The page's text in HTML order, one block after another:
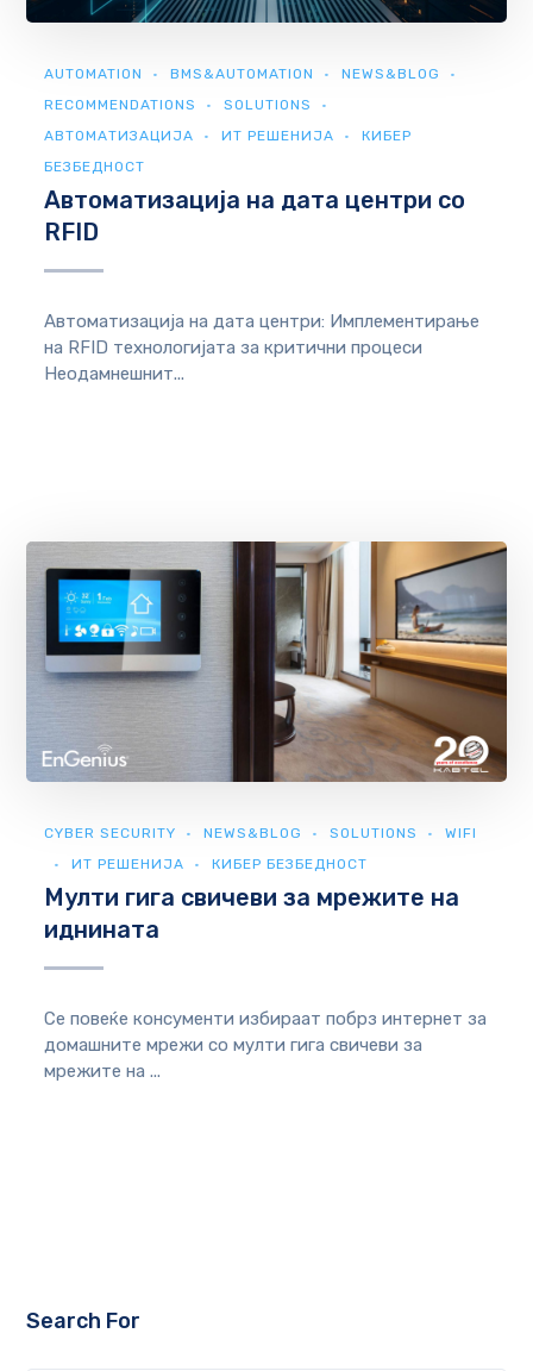
AUTOMATION BMS&AUTOMATION
NEWS&BLOG
RECOMMENDATIONS
SOLUTIONS
АВТОМАТИЗАЦИЈА
ИТ РЕШЕНИЈА
КИБЕР
БЕЗБЕДНОСТ
Автоматизација на дата центри со
RFID
Автоматизација на дата центри: Имплементирање
на RFID технологијата за критични процеси
Неодамнешнит...
CYBER SECURITY NEWS&BLOG SOLUTIONS
WIFI
ИТ РЕШЕНИЈА
КИБЕР БЕЗБЕДНОСТ
Мулти гига свичеви за мрежите на
иднината
Се повеќе консументи избираат побрз интернет за
домашните мрежи со мулти гига свичеви за
мрежите на ...
Search For